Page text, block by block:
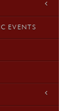
EVENTS